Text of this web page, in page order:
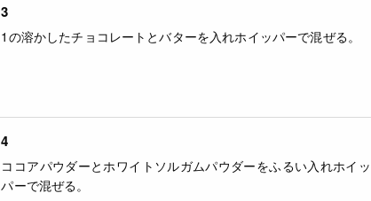
3
1の溶かしたチョコレートとバターを入れホイッパーで混ぜる。
4
ココアパウダーとホワイトソルガムパウダーをふるい入れホイッ
パーで混ぜる。